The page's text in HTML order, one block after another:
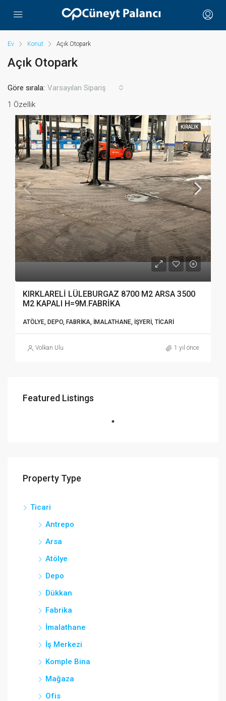
Ev Konut Açık Otopark
Açık Otopark
1 Özellik
Göre sırala: Varsayılan Sipariş
KIRALIK
KIRKLARELİ LÜLEBURGAZ 8700 M2 ARSA 3500
M2 KAPALI H=9M.FABRİKA
ATÖLYE, DEPO, FABRIKA, İMALATHANE, İŞYERI, TICARI
Volkan Ulu 1 yıl önce
Featured Listings
Property Type
Ticari
Antrepo
Arsa
Atölye
Depo
Dükkan
Fabrika
İmalathane
İş Merkezi
Komple Bina
Mağaza
Ofis